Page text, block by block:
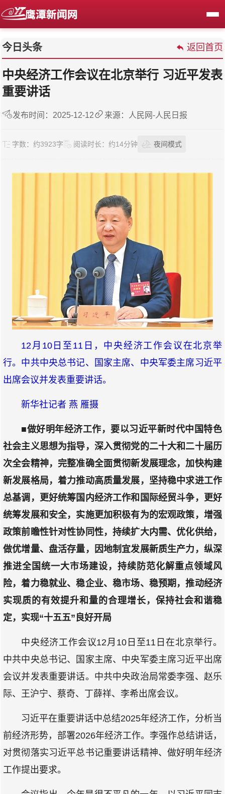
今日头条 返回首页
中央经济工作会议在北京举行 习近平发表
重要讲话
发布时间：2025-12-12 来源：人民网-人民日报
字数： 约3923字 阅读时长： 约14分钟 夜间模式
12月10日至11日，中央经济工作会议在北京举
行。中共中央总书记、国家主席、中央军委主席习近平
出席会议并发表重要讲话。
新华社记者 燕 雁摄
■做好明年经济工作，要以习近平新时代中国特色
社会主义思想为指导，深入贯彻党的二十大和二十届历
次全会精神，完整准确全面贯彻新发展理念，加快构建
新发展格局，着力推动高质量发展，坚持稳中求进工作
总基调，更好统筹国内经济工作和国际经贸斗争，更好
统筹发展和安全，实施更加积极有为的宏观政策，增强
政策前瞻性针对性协同性，持续扩大内需、优化供给，
做优增量、盘活存量，因地制宜发展新质生产力，纵深
推进全国统一大市场建设，持续防范化解重点领域风
险，着力稳就业、稳企业、稳市场、稳预期，推动经济
实现质的有效提升和量的合理增长，保持社会和谐稳
定，实现“十五五”良好开局
中央经济工作会议12月10日至11日在北京举行。
中共中央总书记、国家主席、中央军委主席习近平出席
会议并发表重要讲话。中共中央政治局常委李强、赵乐
际、王沪宁、蔡奇、丁薛祥、李希出席会议。
习近平在重要讲话中总结2025年经济工作，分析当
前经济形势，部署2026年经济工作。李强作总结讲话，
对贯彻落实习近平总书记重要讲话精神、做好明年经济
工作提出要求。